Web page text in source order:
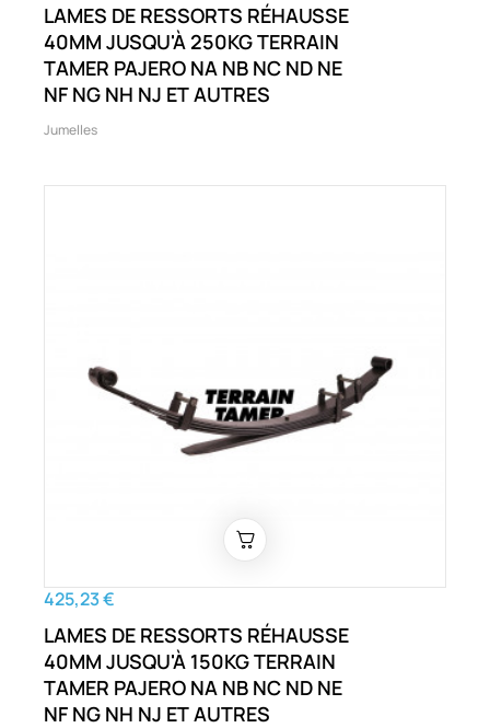
LAMES DE RESSORTS RÉHAUSSE
40MM JUSQU'À 250KG TERRAIN
TAMER PAJERO NA NB NC ND NE
NF NG NH NJ ET AUTRES
Jumelles
425,23 €
LAMES DE RESSORTS RÉHAUSSE
40MM JUSQU'À 150KG TERRAIN
TAMER PAJERO NA NB NC ND NE
NF NG NH NJ ET AUTRES